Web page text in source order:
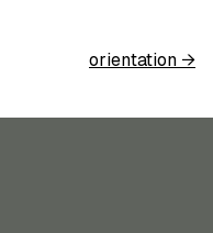
orientation →